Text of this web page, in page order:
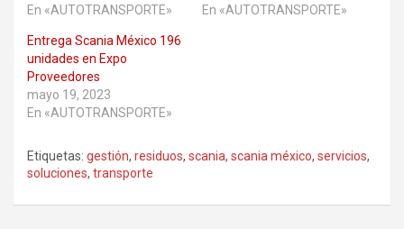
En «AUTOTRANSPORTE»
En «AUTOTRANSPORTE»
Entrega Scania México 196
unidades en Expo
Proveedores
mayo 19, 2023
En «AUTOTRANSPORTE»
Etiquetas: gestión, residuos, scania, scania méxico, servicios,
soluciones, transporte